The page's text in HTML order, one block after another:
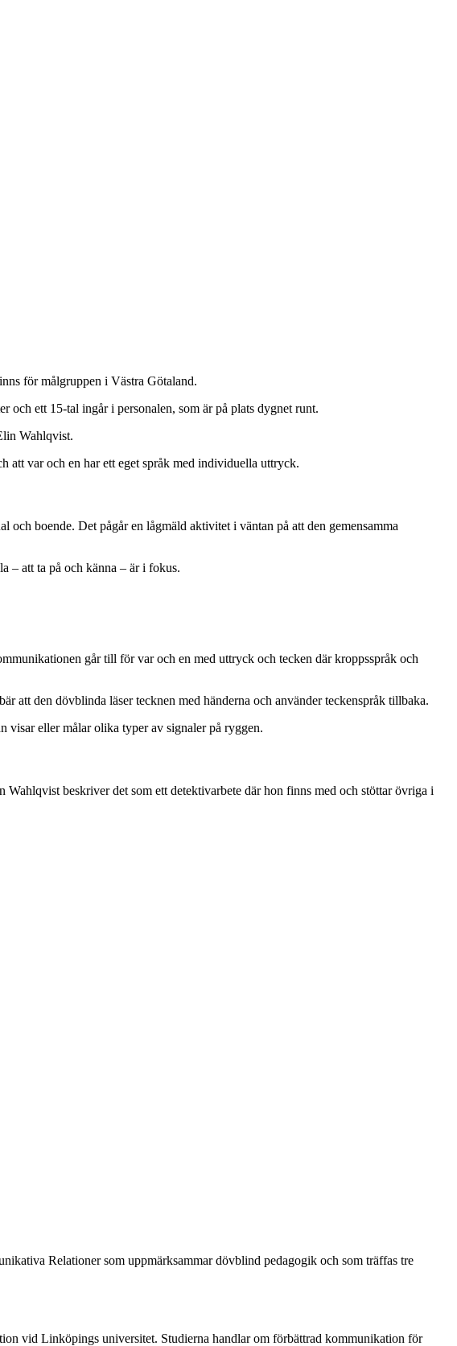
för målgruppen i Västra Götaland.
och ett 15-tal ingår i personalen, som är på plats dygnet runt.
Wahlqvist.
att var och en har ett eget språk med individuella uttryck.
och boende. Det pågår en lågmäld aktivitet i väntan på att den gemensamma
– att ta på och känna – är i fokus.
går till för var och en med uttryck och tecken där kroppsspråk och
att den dövblinda läser tecknen med händerna och använder teckenspråk tillbaka.
visar eller målar olika typer av signaler på ryggen.
beskriver det som ett detektivarbete där hon finns med och stöttar övriga i
Relationer som uppmärksammar dövblind pedagogik och som träffas tre
vid Linköpings universitet. Studierna handlar om förbättrad kommunikation för